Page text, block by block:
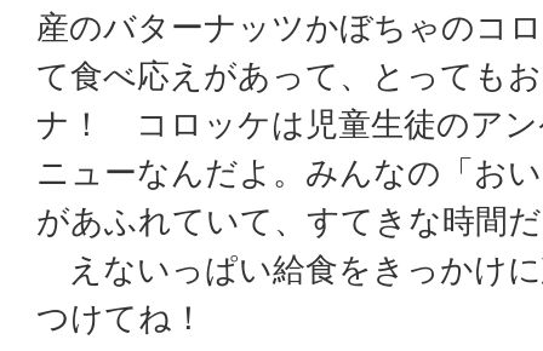
産のバターナッツかぼちゃのコ
て食べ応えがあって、とっても
ナ！ コロッケは児童生徒のア
ニューなんだよ。みんなの「お
があふれていて、すてきな時間
えないっぱい給食をきっかけ
つけてね！